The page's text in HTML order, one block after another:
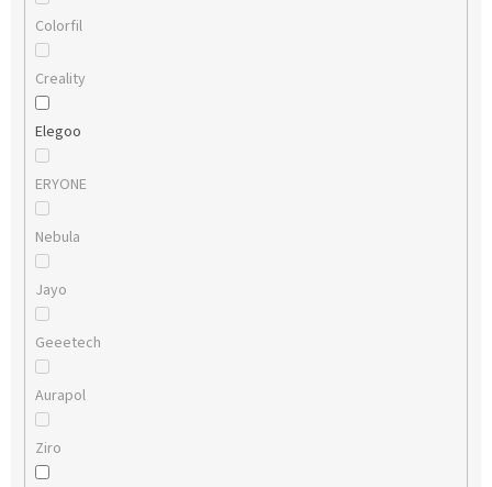
Colorfil
Creality
Elegoo
ERYONE
Nebula
Jayo
Geeetech
Aurapol
Ziro